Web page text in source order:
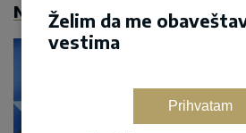
Želim da me
vestima
Prihvatam
NASLOVNA